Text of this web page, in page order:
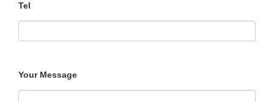
Tel
Your Message